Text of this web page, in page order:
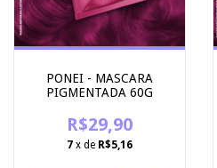
PONEI - MASCARA
PIGMENTADA 60G
R$29,90
7 x de R$5,16